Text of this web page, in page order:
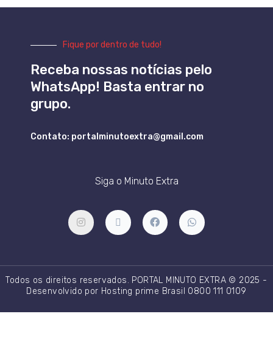
Fique por dentro de tudo!
Receba nossas notícias pelo
WhatsApp! Basta entrar no
grupo.
Contato: portalminutoextra@gmail.com
Siga o Minuto Extra
I
n
s
g
a
m
X
-
t
t
e
r
F
a
c
o
k
W
h
a
a
p
Todos os direitos reservados. PORTAL MINUTO EXTRA © 2025 -
Desenvolvido por Hosting prime Brasil 0800 111 0109